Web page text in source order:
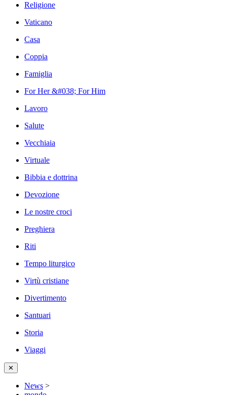
Religione
Vaticano
Casa
Coppia
Famiglia
For Her &#038; For Him
Lavoro
Salute
Vecchiaia
Virtuale
Bibbia e dottrina
Devozione
Le nostre croci
Preghiera
Riti
Tempo liturgico
Virtù cristiane
Divertimento
Santuari
Storia
Viaggi
✕
News >